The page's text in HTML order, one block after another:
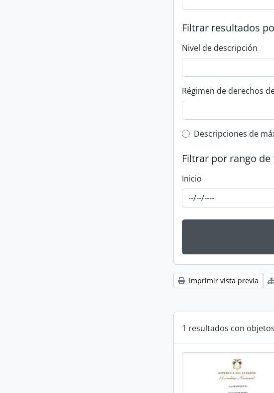
Filtrar resultados
Nivel de descripción
Régimen de derechos
Top-level
Descripciones de
Filtrar por rango de
Inicio
Imprimir vista previa
1 resultados con